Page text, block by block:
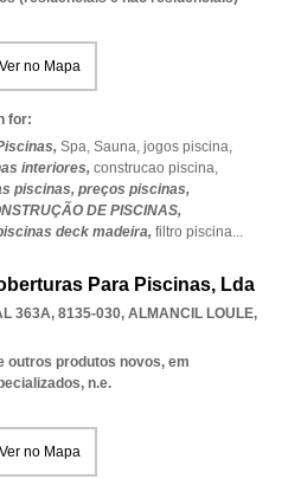
Ver no Mapa
for:
Spa, Sauna, jogos piscina,
interiores, construcao piscina,
piscinas, preços piscinas,
DE PISCINAS,
deck madeira, filtro piscina...
Para Piscinas, Lda
363A, 8135-030, ALMANCIL LOULE,
outros produtos novos, em
n.e.
Ver no Mapa